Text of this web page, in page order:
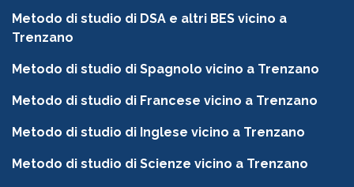
Metodo di studio di DSA e altri BES vicino a
Trenzano
Metodo di studio di Spagnolo vicino a Trenzano
Metodo di studio di Francese vicino a Trenzano
Metodo di studio di Inglese vicino a Trenzano
Metodo di studio di Scienze vicino a Trenzano